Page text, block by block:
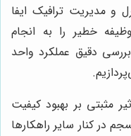
و مدیریت ترافیک ایفا
خطیر را به انجام
دقیق عملکرد واحد
مثبتی بر بهبود کیفیت
در کنار سایر راهکارها